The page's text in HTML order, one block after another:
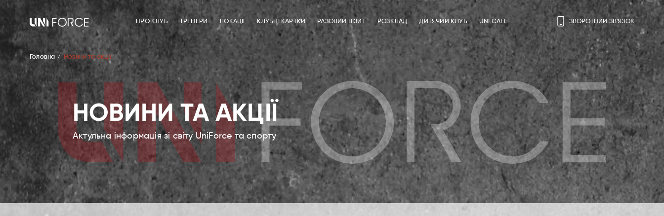
ПРО КЛУБ ТРЕНЕРИ ЛОКАЦІЇ КЛУБНІ КАРТКИ РАЗОВИЙ ВІЗИТ РОЗКЛАД ДИТЯЧИЙ КЛУБ UNI CAFE ЗВОРОТНИЙ ЗВ'ЯЗОК
Головна Новини та акції
НОВИНИ ТА АКЦІЇ
Актульна інформація зі світу UniForce та спорту